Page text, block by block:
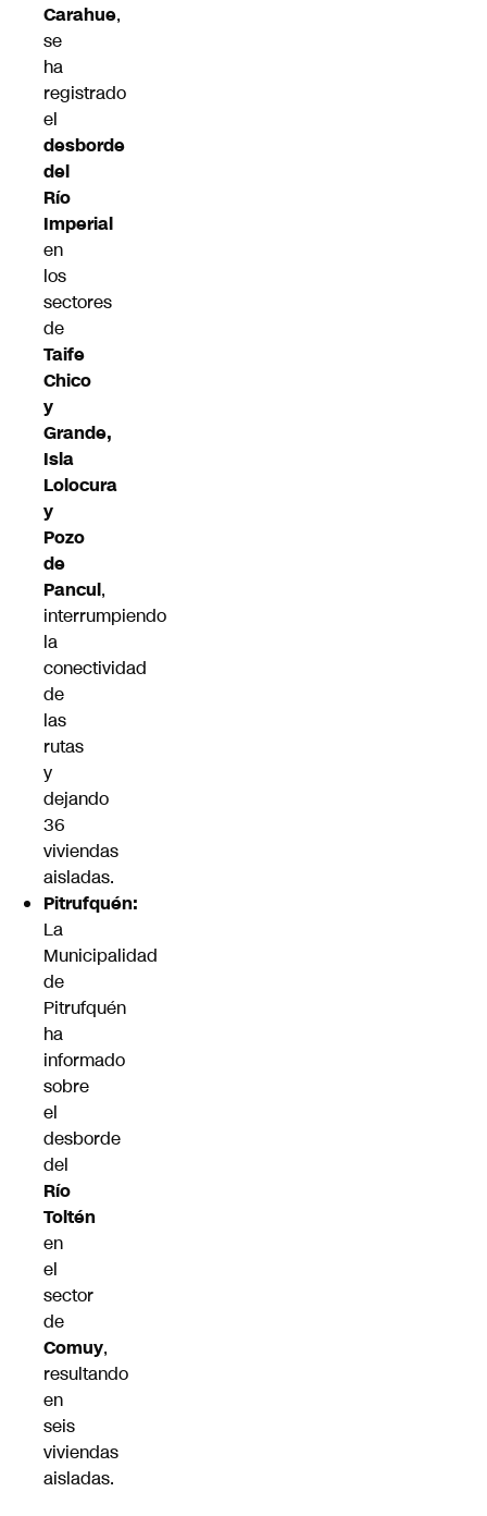
Carahue,
se
ha
registrado
el
desborde
del
Río
Imperial
en
los
sectores
de
Taife
Chico
y
Grande,
Isla
Lolocura
y
Pozo
de
Pancul,
interrumpiendo
la
conectividad
de
las
rutas
y
dejando
36
viviendas
aisladas.
Pitrufquén:
La
Municipalidad
de
Pitrufquén
ha
informado
sobre
el
desborde
del
Río
Toltén
en
el
sector
de
Comuy,
resultando
en
seis
viviendas
aisladas.